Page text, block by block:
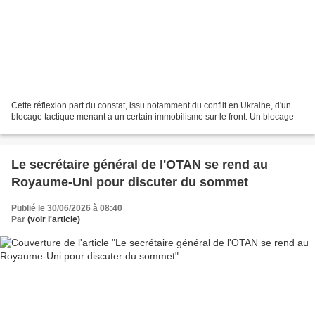
Cette réflexion part du constat, issu notamment du conflit en Ukraine, d'un
blocage tactique menant à un certain immobilisme sur le front. Un blocage
Le secrétaire général de l'OTAN se rend au
Royaume-Uni pour discuter du sommet
Publié le 30/06/2026 à 08:40
Par (voir l'article)